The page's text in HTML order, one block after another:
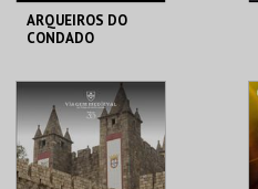
ARQUEIROS DO
CONDADO
SANTA MARIA DA
FEIRA
MAIS INFO